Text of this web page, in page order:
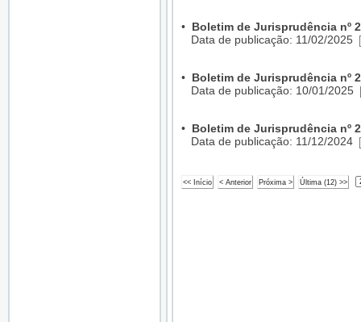
• Boletim de Jurisprudência nº
Data de publicação: 11/02/2025
• Boletim de Jurisprudência nº
Data de publicação: 10/01/2025
• Boletim de Jurisprudência nº
Data de publicação: 11/12/2024